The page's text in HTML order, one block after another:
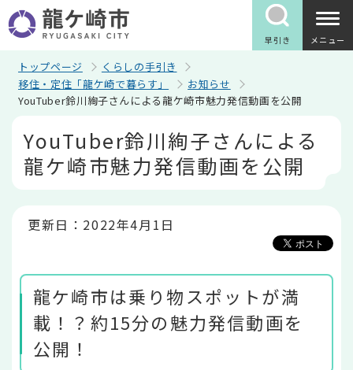
の
ペ
早引き メニュー
トップページ
くらしの手引き
移住・定住「龍ケ崎で暮らす」
お知らせ
YouTuber鈴川絢子さんによる龍ケ崎市魅力発信動画を公開
YouTuber鈴川絢子さんによる
龍ケ崎市魅力発信動画を公開
更新日：2022年4月1日
龍ケ崎市は乗り物スポットが満
載！？約15分の魅力発信動画を
公開！